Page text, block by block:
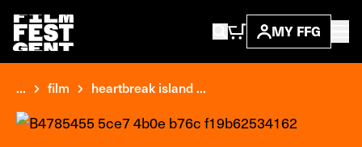
MY FFG
... film heartbreak island ...